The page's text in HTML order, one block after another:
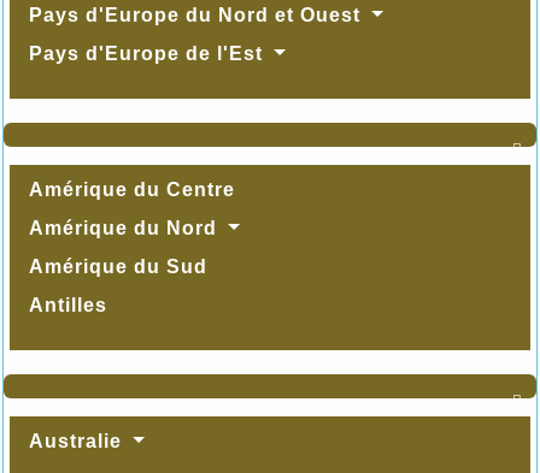
Pays d'Europe du Nord et Ouest
Pays d'Europe de l'Est

Amérique du Centre
Amérique du Nord
Amérique du Sud
Antilles

Australie